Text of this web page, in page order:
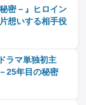
密－』ヒロイン
想いする相手役
ラマ単独初主
25年目の秘密